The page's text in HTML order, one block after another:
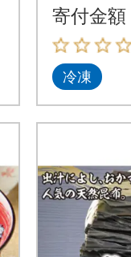
2
寄付金額
冷凍